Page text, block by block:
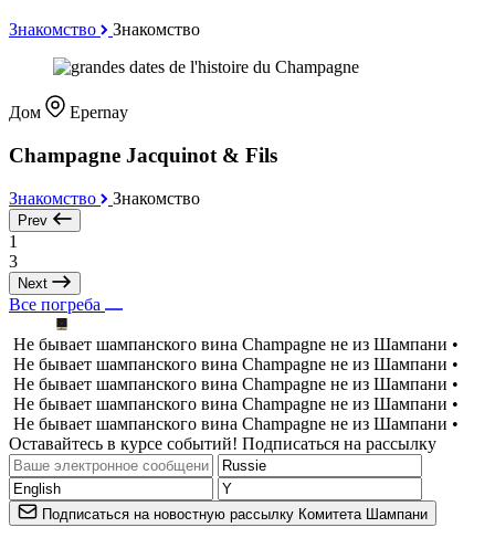
Знакомство Знакомство
Дом Epernay
Champagne Jacquinot & Fils
Знакомство Знакомство
Prev
1
3
Next
Все погреба
Не бывает шампанского вина Champagne не из Шампани •
Не бывает шампанского вина Champagne не из Шампани •
Не бывает шампанского вина Champagne не из Шампани •
Не бывает шампанского вина Champagne не из Шампани •
Не бывает шампанского вина Champagne не из Шампани •
Оставайтесь в курсе событий! Подписаться на рассылку
Подписаться на новостную рассылку Комитета Шампани